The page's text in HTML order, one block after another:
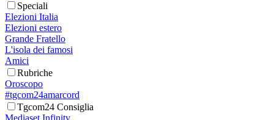
Speciali
Elezioni Italia
Elezioni estero
Grande Fratello
L'isola dei famosi
Amici
Rubriche
Oroscopo
#tgcom24amarcord
Tgcom24 Consiglia